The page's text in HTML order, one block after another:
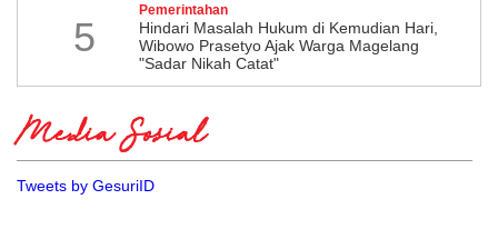
5
Pemerintahan
Hindari Masalah Hukum di Kemudian Hari,
Wibowo Prasetyo Ajak Warga Magelang
"Sadar Nikah Catat"
Media Sosial
Tweets by GesuriID